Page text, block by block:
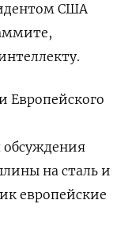
США
Европейского
обсуждения
на сталь и
европейские